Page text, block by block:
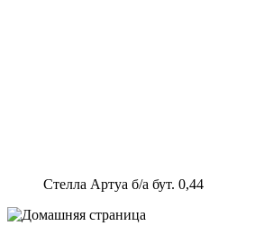
Стелла Артуа б/а бут. 0,44